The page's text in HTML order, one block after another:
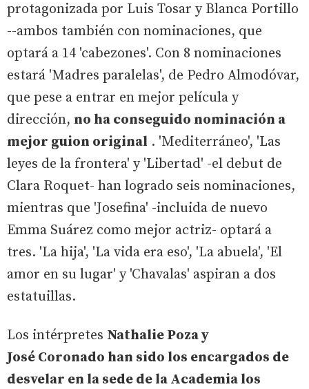
protagonizada por Luis Tosar y Blanca Portillo
--ambos también con nominaciones, que
optará a 14 'cabezones'. Con 8 nominaciones
estará 'Madres paralelas', de Pedro Almodóvar,
que pese a entrar en mejor película y
dirección, no ha conseguido nominación a
mejor guion original . 'Mediterráneo', 'Las
leyes de la frontera' y 'Libertad' -el debut de
Clara Roquet- han logrado seis nominaciones,
mientras que 'Josefina' -incluida de nuevo
Emma Suárez como mejor actriz- optará a
tres. 'La hija', 'La vida era eso', 'La abuela', 'El
amor en su lugar' y 'Chavalas' aspiran a dos
estatuillas.
Los intérpretes Nathalie Poza y
José Coronado han sido los encargados de
desvelar en la sede de la Academia los